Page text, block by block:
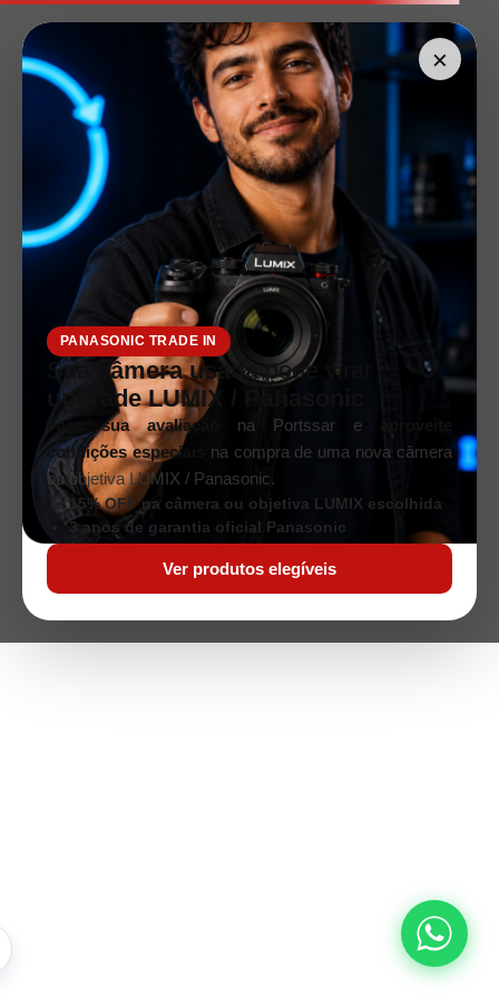
×
PANASONIC TRADE IN
Sua câmera usadapode virar
upgrade LUMIX / Panasonic
Faça sua avaliação na Portssar e
condições especiais
na compra de uma nova câmera
ou objetiva LUMIX / Panasonic.
15% OFF na câmera ou objetiva LUMIX escolhida
3 anos de garantia oficial Panasonic
Ver produtos elegíveis